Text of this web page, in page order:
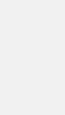
夕
「
薫